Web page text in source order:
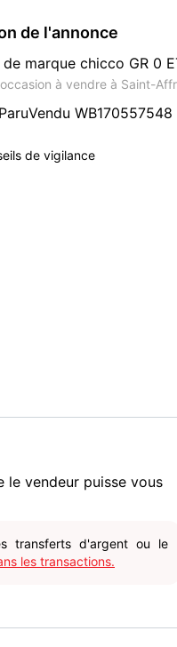
de l'annonce
marque chicco GR 0
à vendre à Saint-
ParuVendu WB170557548
de vigilance
le vendeur puisse vous
transferts d'argent ou le
les transactions.